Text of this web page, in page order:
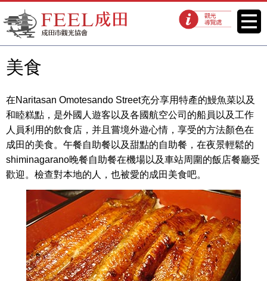
FEEL成田成田市觀光協會官方網
站
觀光導覽處 菜單
美食
在Naritasan Omotesando Street充分享用特產的鰻魚菜以及
和睦糕點，是外國人遊客以及各國航空公司的船員以及工作
人員利用的飲食店，并且嘗境外遊心情，享受的方法顏色在
成田的美食。午餐自助餐以及甜點的自助餐，在夜景輕鬆的
shiminagarano晚餐自助餐在機場以及車站周圍的飯店餐廳受
歡迎。檢查對本地的人，也被愛的成田美食吧。